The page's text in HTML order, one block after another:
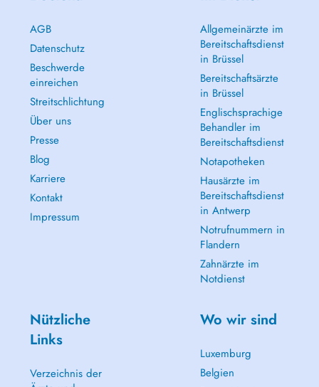
AGB
Datenschutz
Beschwerde
einreichen
Streitschlichtung
Über uns
Presse
Blog
Karriere
Kontakt
Impressum
Allgemeinärzte im
Bereitschaftsdienst
in Brüssel
Bereitschaftsärzte
in Brüssel
Englischsprachige
Behandler im
Bereitschaftsdienst
Notapotheken
Hausärzte im
Bereitschaftsdienst
in Antwerp
Notrufnummern in
Flandern
Zahnärzte im
Notdienst
Nützliche
Links
Verzeichnis der
Wo wir sind
Luxemburg
Belgien